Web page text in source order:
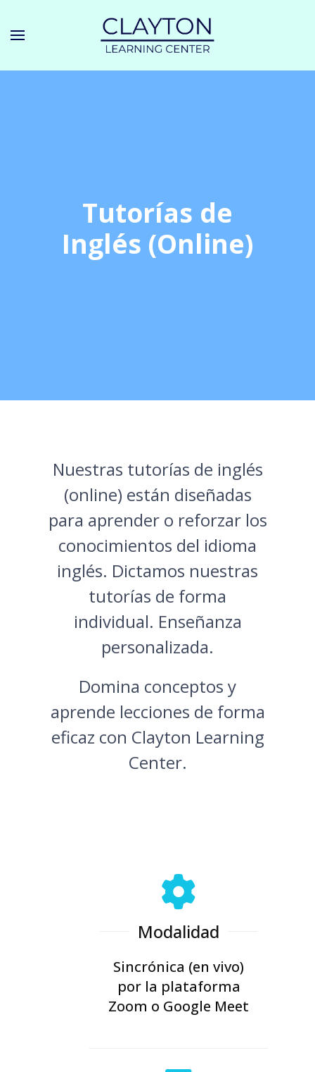
Tutorías de
Inglés (Online)
Nuestras tutorías de inglés
(online) están diseñadas
para aprender o reforzar los
conocimientos del idioma
inglés. Dictamos nuestras
tutorías de forma
individual. Enseñanza
personalizada.
Domina conceptos y
aprende lecciones de forma
eficaz con Clayton Learning
Center.
Modalidad
Sincrónica (en vivo)
por la plataforma
Zoom o Google Meet